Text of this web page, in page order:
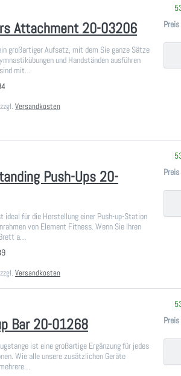
Produkt liegen noch keine Bewertungen vor.
Attachment 20-03206
großartiger Aufsatz, mit dem Sie ganze Sätze
und Handständen ausführen
sind mit…
Versandkosten
Produkt liegen noch keine Bewertungen vor.
Push-Ups 20-
ideal für die Herstellung einer Push-up-Station
von Element Fitness. Wenn Sie Ihren
a…
Versandkosten
Produkt liegen noch keine Bewertungen vor.
Bar 20-01268
ist eine großartige Ergänzung für jedes
Wie alle unsere zusätzlichen Geräte